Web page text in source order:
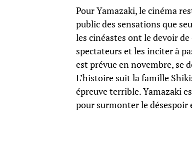
Pour Yamazaki, le cinéma
public des sensations que
les cinéastes ont le devoir
spectateurs et les inciter à
est prévue en novembre, se
L’histoire suit la famille
épreuve terrible. Yamazaki
pour surmonter le